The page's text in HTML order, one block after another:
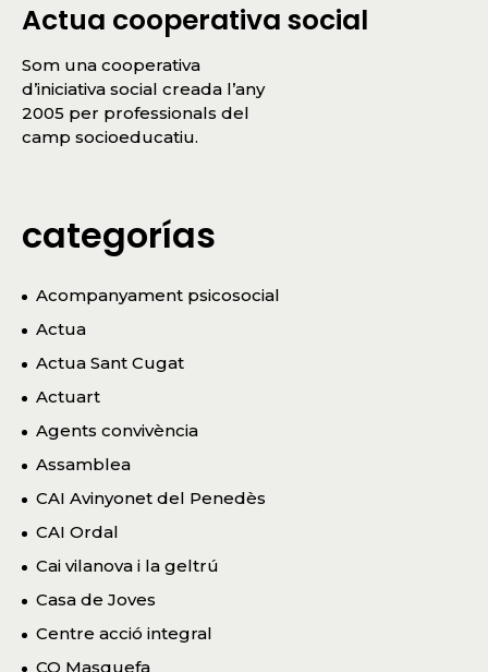
Actua cooperativa social
Som una cooperativa
d’iniciativa social creada l’any
2005 per professionals del
camp socioeducatiu.
categorías
Acompanyament psicosocial
Actua
Actua Sant Cugat
Actuart
Agents convivència
Assamblea
CAI Avinyonet del Penedès
CAI Ordal
Cai vilanova i la geltrú
Casa de Joves
Centre acció integral
CO Masquefa